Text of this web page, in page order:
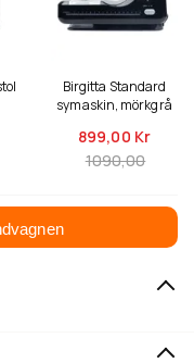
Birgitta Standard
symaskin, mörkgrå
899,00 Kr
1090,00